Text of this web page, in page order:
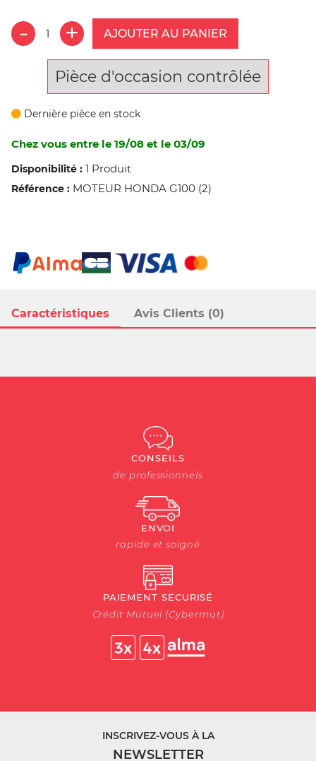
Caractéristiques Avis Clients (0)
AJOUTER AU PANIER
Pièce d'occasion contrôlée
Dernière pièce en stock
Chez vous entre le 19/08 et le 03/09
Disponibilité : 1 Produit
Référence : MOTEUR HONDA G100 (2)
CONSEILS
de professionnels
ENVOI
rapide et soigné
PAIEMENT SECURISÉ
Crédit Mutuel (Cybermut)
INSCRIVEZ-VOUS À LA
NEWSLETTER